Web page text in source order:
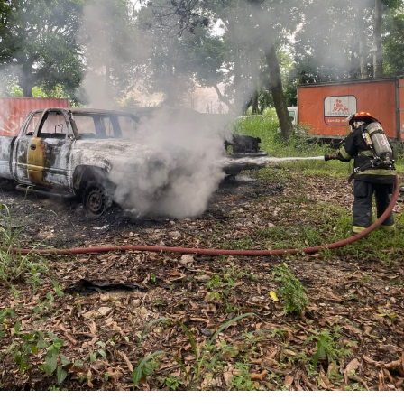
Los ahora sentenciados formaban parte de la Policía
Municipal de Coscomatepec durante la administración
del alcalde de Movimiento Ciudadano, Armando Reyes
Muñoz, y permanecerán recluidos en el Centro de
Reinserción Social de Mediana Seguridad de La Toma, en
Amatlán de los Reyes, donde cumplirán la condena.
Aunque durante el operativo fueron detenidos siete
policías municipales, la sentencia dada a conocer
corresponde únicamente a seis de ellos. Hasta el
momento, las autoridades no han informado la situación
jurídica del séptimo implicado.
El caso evidenció presuntas irregularidades dentro de la
corporación policiaca y motivó la intervención de
autoridades estatales y federales, en un contexto de
reforzamiento de las investigaciones contra servidores
públicos relacionados con actividades ilícitas en la